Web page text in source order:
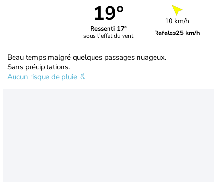
19°
Ressenti 17°
sous l'effet du vent
10 km/h
Rafales25 km/h
Beau temps malgré quelques passages nuageux.
Sans précipitations.
Aucun risque de pluie